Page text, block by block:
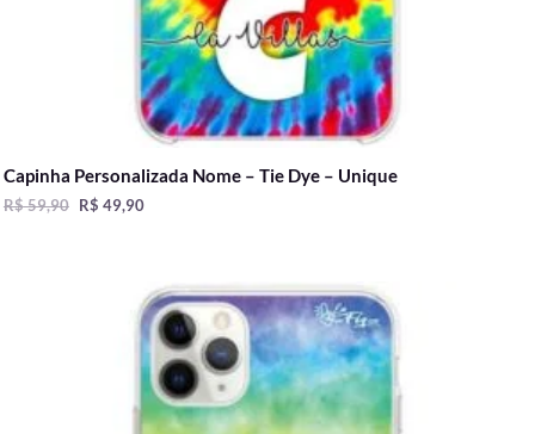
Capinha Personalizada Nome – Tie Dye – Unique
R$59,90 R$ 49,90